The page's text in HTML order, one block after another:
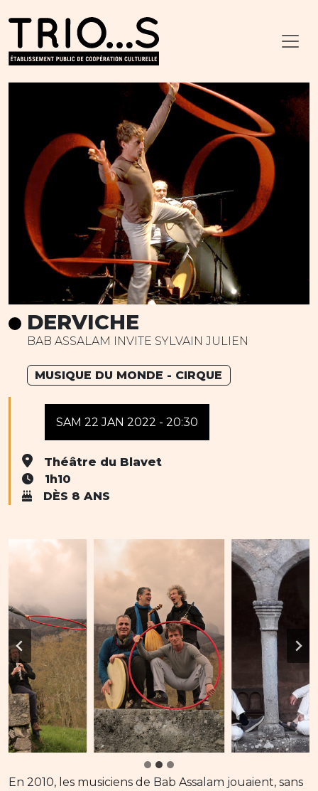
DERVICHE
BAB ASSALAM INVITE SYLVAIN JULIEN
MUSIQUE DU MONDE - CIRQUE
SAM 22 JAN 2022 - 20:30
Théâtre du Blavet
1h10
DÈS 8 ANS
En 2010, les musiciens de Bab Assalam jouaient, sans